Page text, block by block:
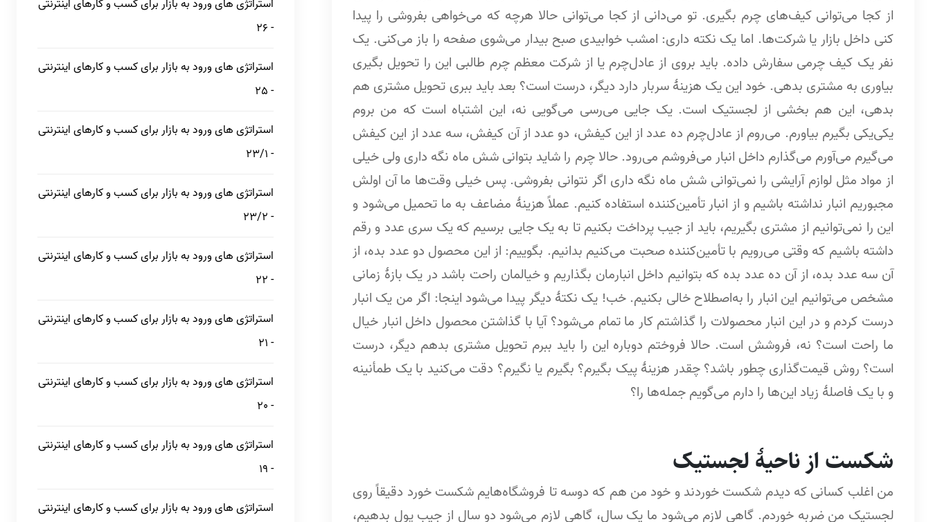
از کجا می‌توانی کیف‌های چرم بگیری. تو می‌دانی از کجا می‌توانی حالا هرچه که می‌خواهی بفروشی را پیدا
کنی داخل بازار یا شرکت‌ها. اما یک نکته داری: امشب خوابیدی صبح بیدار می‌شوی صفحه را باز می‌کنی. یک
نفر یک کیف چرمی سفارش داده. باید بروی از عادل‌چرم یا از شرکت معظم چرم طالبی این را تحویل بگیری
بیاوری به مشتری بدهی. خود این یک هزینۀ سربار دارد دیگر، درست است؟ بعد باید ببری تحویل مشتری هم
بدهی، این هم بخشی از لجستیک است. یک جایی می‌رسی می‌گویی نه، این اشتباه است که من بروم
یکی‌یکی بگیرم بیاورم. می‌روم از عادل‌چرم ده عدد از این کیفش، دو عدد از آن کیفش، سه عدد از این کیفش
می‌گیرم می‌آورم می‌گذارم داخل انبار می‌فروشم می‌رود. حالا چرم را شاید بتوانی شش ماه نگه داری ولی خیلی
از مواد مثل لوازم آرایشی را نمی‌توانی شش ماه نگه داری اگر نتوانی بفروشی. پس خیلی وقت‌ها ما آن اولش
مجبوریم انبار نداشته باشیم و از انبار تأمین‌کننده استفاده کنیم. عملاً هزینۀ مضاعف به ما تحمیل می‌شود و
این را نمی‌توانیم از مشتری بگیریم، باید از جیب پرداخت بکنیم تا به یک جایی برسیم که یک سری عدد و رقم
داشته باشیم که وقتی می‌رویم با تأمین‌کننده صحبت می‌کنیم بدانیم. بگوییم: از این محصول دو عدد بده، از
آن سه عدد بده، از آن ده عدد بده که بتوانیم داخل انبارمان بگذاریم و خیالمان راحت باشد در یک بازۀ زمانی
مشخص می‌توانیم این انبار را به‌اصطلاح خالی بکنیم. خب! یک نکتۀ دیگر پیدا می‌شود اینجا: اگر من یک انبار
درست کردم و در این انبار محصولات را گذاشتم کار ما تمام می‌شود؟ آیا با گذاشتن محصول داخل انبار خیال
ما راحت است؟ نه، فروشش است. حالا فروختم دوباره این را باید ببرم تحویل مشتری بدهم دیگر، درست
است؟ روش قیمت‌گذاری چطور باشد؟ چقدر هزینۀ پیک بگیرم؟ بگیرم یا نگیرم؟ دقت می‌کنید با یک طمأنینه
و با یک فاصلۀ زیاد این‌ها را دارم می‌گویم جمله‌ها را؟
شکست از ناحیۀ لجستیک
من اغلب کسانی که دیدم شکست خوردند و خود من هم که دو‌سه تا فروشگاه‌هایم شکست خورد دقیقاً روی
لجستیک من ضربه خوردم. گاهی لازم می‌شود ما یک سال، گاهی لازم می‌شود دو سال از جیب پول بدهیم،
استراتژی های ورود به بازار برای کسب و کارهای اینترنتی
- 26
استراتژی های ورود به بازار برای کسب و کارهای اینترنتی
- 25
استراتژی های ورود به بازار برای کسب و کارهای اینترنتی
- 23/1
استراتژی های ورود به بازار برای کسب و کارهای اینترنتی
- 23/2
استراتژی های ورود به بازار برای کسب و کارهای اینترنتی
- 22
استراتژی های ورود به بازار برای کسب و کارهای اینترنتی
- 21
استراتژی های ورود به بازار برای کسب و کارهای اینترنتی
- 20
استراتژی های ورود به بازار برای کسب و کارهای اینترنتی
- 19
استراتژی های ورود به بازار برای کسب و کارهای اینترنتی